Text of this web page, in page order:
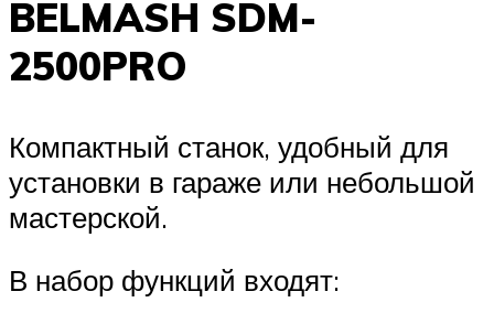
BELMASH SDM-
2500PRO
Компактный станок, удобный для
установки в гараже или небольшой
мастерской.
В набор функций входят: